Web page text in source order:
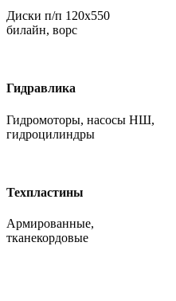
Диски п/п 120х550
билайн, ворс
Гидравлика
Гидромоторы, насосы НШ,
гидроцилиндры
Техпластины
Армированные,
тканекордовые